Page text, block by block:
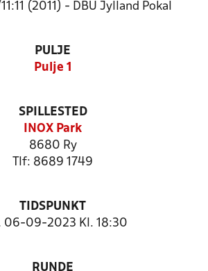
(2011) - DBU Jylland Pokal
PULJE
Pulje 1
SPILLESTED
INOX Park
8680 Ry
Tlf: 8689 1749
TIDSPUNKT
06-09-2023 Kl. 18:30
RUNDE